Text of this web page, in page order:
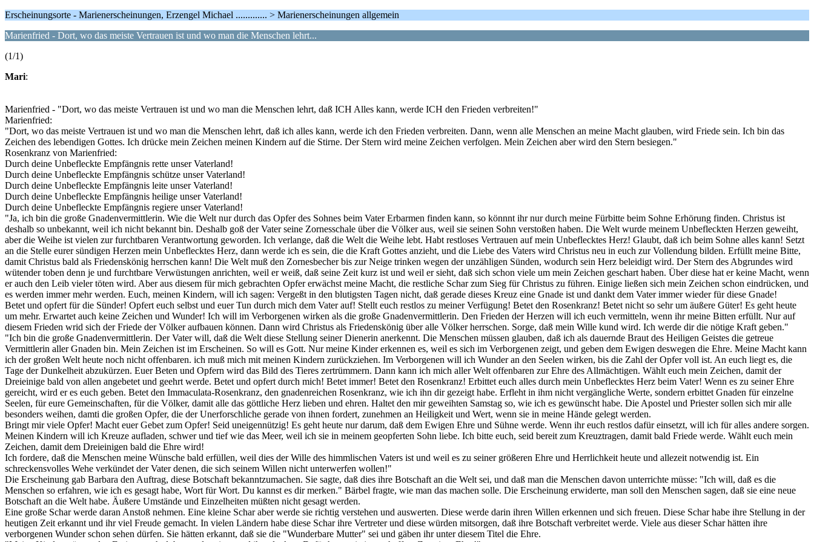
Erscheinungsorte - Marienerscheinungen, Erzengel Michael ............. > Marienerscheinungen allgemein
Marienfried - Dort, wo das meiste Vertrauen ist und wo man die Menschen lehrt...
(1/1)
Mari:
Marienfried - "Dort, wo das meiste Vertrauen ist und wo man die Menschen lehrt, daß ICH Alles kann, werde ICH den Frieden verbreiten!"
Marienfried:
"Dort, wo das meiste Vertrauen ist und wo man die Menschen lehrt, daß ich alles kann, werde ich den Frieden verbreiten. Dann, wenn alle Menschen an meine Macht glauben, wird Friede sein. Ich bin das
Zeichen des lebendigen Gottes. Ich drücke mein Zeichen meinen Kindern auf die Stirne. Der Stern wird meine Zeichen verfolgen. Mein Zeichen aber wird den Stern besiegen."
Rosenkranz von Marienfried:
Durch deine Unbefleckte Empfängnis rette unser Vaterland!
Durch deine Unbefleckte Empfängnis schütze unser Vaterland!
Durch deine Unbefleckte Empfängnis leite unser Vaterland!
Durch deine Unbefleckte Empfängnis heilige unser Vaterland!
Durch deine Unbefleckte Empfängnis regiere unser Vaterland!
"Ja, ich bin die große Gnadenvermittlerin. Wie die Welt nur durch das Opfer des Sohnes beim Vater Erbarmen finden kann, so könnnt ihr nur durch meine Fürbitte beim Sohne Erhörung finden. Christus ist
deshalb so unbekannt, weil ich nicht bekannt bin. Deshalb goß der Vater seine Zornesschale über die Völker aus, weil sie seinen Sohn verstoßen haben. Die Welt wurde meinem Unbefleckten Herzen geweiht,
aber die Weihe ist vielen zur furchtbaren Verantwortung geworden. Ich verlange, daß die Welt die Weihe lebt. Habt restloses Vertrauen auf mein Unbeflecktes Herz! Glaubt, daß ich beim Sohne alles kann! Setzt
an die Stelle eurer sündigen Herzen mein Unbeflecktes Herz, dann werde ich es sein, die die Kraft Gottes anzieht, und die Liebe des Vaters wird Christus neu in euch zur Vollendung bilden. Erfüllt meine Bitte,
damit Christus bald als Friedenskönig herrschen kann! Die Welt muß den Zornesbecher bis zur Neige trinken wegen der unzähligen Sünden, wodurch sein Herz beleidigt wird. Der Stern des Abgrundes wird
wütender toben denn je und furchtbare Verwüstungen anrichten, weil er weiß, daß seine Zeit kurz ist und weil er sieht, daß sich schon viele um mein Zeichen geschart haben. Über diese hat er keine Macht, wenn
er auch den Leib vieler töten wird. Aber aus diesem für mich gebrachten Opfer erwächst meine Macht, die restliche Schar zum Sieg für Christus zu führen. Einige ließen sich mein Zeichen schon eindrücken, und
es werden immer mehr werden. Euch, meinen Kindern, will ich sagen: Vergeßt in den blutigsten Tagen nicht, daß gerade dieses Kreuz eine Gnade ist und dankt dem Vater immer wieder für diese Gnade!
Betet und opfert für die Sünder! Opfert euch selbst und euer Tun durch mich dem Vater auf! Stellt euch restlos zu meiner Verfügung! Betet den Rosenkranz! Betet nicht so sehr um äußere Güter! Es geht heute
um mehr. Erwartet auch keine Zeichen und Wunder! Ich will im Verborgenen wirken als die große Gnadenvermittlerin. Den Frieden der Herzen will ich euch vermitteln, wenn ihr meine Bitten erfüllt. Nur auf
diesem Frieden wrid sich der Friede der Völker aufbauen können. Dann wird Christus als Friedenskönig über alle Völker herrschen. Sorge, daß mein Wille kund wird. Ich werde dir die nötige Kraft geben."
"Ich bin die große Gnadenvermittlerin. Der Vater will, daß die Welt diese Stellung seiner Dienerin anerkennt. Die Menschen müssen glauben, daß ich als dauernde Braut des Heiligen Geistes die getreue
Vermittlerin aller Gnaden bin. Mein Zeichen ist im Erscheinen. So will es Gott. Nur meine Kinder erkennen es, weil es sich im Verborgenen zeigt, und geben dem Ewigen deswegen die Ehre. Meine Macht kann
ich der großen Welt heute noch nicht offenbaren. ich muß mich mit meinen Kindern zurückziehen. Im Verborgenen will ich Wunder an den Seelen wirken, bis die Zahl der Opfer voll ist. An euch liegt es, die
Tage der Dunkelheit abzukürzen. Euer Beten und Opfern wird das Bild des Tieres zertrümmern. Dann kann ich mich aller Welt offenbaren zur Ehre des Allmächtigen. Wählt euch mein Zeichen, damit der
Dreieinige bald von allen angebetet und geehrt werde. Betet und opfert durch mich! Betet immer! Betet den Rosenkranz! Erbittet euch alles durch mein Unbeflecktes Herz beim Vater! Wenn es zu seiner Ehre
gereicht, wird er es euch geben. Betet den Immaculata-Rosenkranz, den gnadenreichen Rosenkranz, wie ich ihn dir gezeigt habe. Erfleht in ihm nicht vergängliche Werte, sondern erbittet Gnaden für einzelne
Seelen, für eure Gemeinschaften, für die Völker, damit alle das göttliche Herz lieben und ehren. Haltet den mir geweihten Samstag so, wie ich es gewünscht habe. Die Apostel und Priester sollen sich mir alle
besonders weihen, damti die großen Opfer, die der Unerforschliche gerade von ihnen fordert, zunehmen an Heiligkeit und Wert, wenn sie in meine Hände gelegt werden.
Bringt mir viele Opfer! Macht euer Gebet zum Opfer! Seid uneigennützig! Es geht heute nur darum, daß dem Ewigen Ehre und Sühne werde. Wenn ihr euch restlos dafür einsetzt, will ich für alles andere sorgen.
Meinen Kindern will ich Kreuze aufladen, schwer und tief wie das Meer, weil ich sie in meinem geopferten Sohn liebe. Ich bitte euch, seid bereit zum Kreuztragen, damit bald Friede werde. Wählt euch mein
Zeichen, damit dem Dreieinigen bald die Ehre wird!
Ich fordere, daß die Menschen meine Wünsche bald erfüllen, weil dies der Wille des himmlischen Vaters ist und weil es zu seiner größeren Ehre und Herrlichkeit heute und allezeit notwendig ist. Ein
schreckensvolles Wehe verkündet der Vater denen, die sich seinem Willen nicht unterwerfen wollen!"
Die Erscheinung gab Barbara den Auftrag, diese Botschaft bekanntzumachen. Sie sagte, daß dies ihre Botschaft an die Welt sei, und daß man die Menschen davon unterrichte müsse: "Ich will, daß es die
Menschen so erfahren, wie ich es gesagt habe, Wort für Wort. Du kannst es dir merken." Bärbel fragte, wie man das machen solle. Die Erscheinung erwiderte, man soll den Menschen sagen, daß sie eine neue
Botschaft an die Welt habe. Äußere Umstände und Einzelheiten müßten nicht gesagt werden.
Eine große Schar werde daran Anstoß nehmen. Eine kleine Schar aber werde sie richtig verstehen und auswerten. Diese werde darin ihren Willen erkennen und sich freuen. Diese Schar habe ihre Stellung in der
heutigen Zeit erkannt und ihr viel Freude gemacht. In vielen Ländern habe diese Schar ihre Vertreter und diese würden mitsorgen, daß ihre Botschaft verbreitet werde. Viele aus dieser Schar hätten ihre
verborgenen Wunder schon sehen dürfen. Sie hätten erkannt, daß sie die "Wunderbare Mutter" sei und gäben ihr unter diesem Titel die Ehre.